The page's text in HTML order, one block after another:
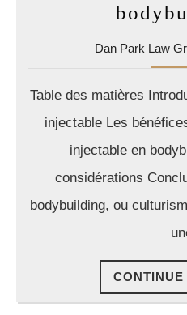
Dan Park Law
Table des matières
injectable Les
injectable en
considérations
bodybuilding, ou